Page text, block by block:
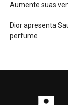
Aumente suas
Dior apresenta
perfume